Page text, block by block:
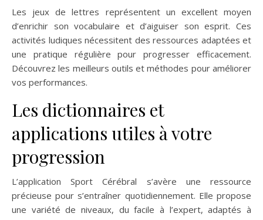
Les jeux de lettres représentent un excellent moyen
d’enrichir son vocabulaire et d’aiguiser son esprit. Ces
activités ludiques nécessitent des ressources adaptées et
une pratique régulière pour progresser efficacement.
Découvrez les meilleurs outils et méthodes pour améliorer
vos performances.
Les dictionnaires et
applications utiles à votre
progression
L’application Sport Cérébral s’avère une ressource
précieuse pour s’entraîner quotidiennement. Elle propose
une variété de niveaux, du facile à l’expert, adaptés à